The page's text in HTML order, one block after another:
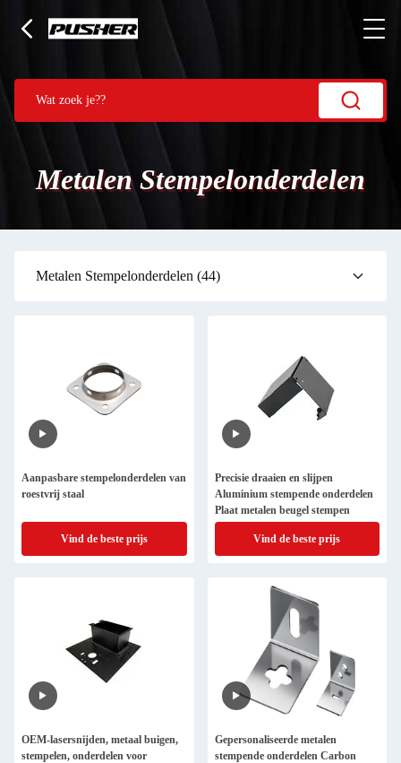
Metalen Stempelonderdelen
Metalen Stempelonderdelen (44)
Aanpasbare stempelonderdelen van
roestvrij staal
Vind de beste prijs
Precisie draaien en slijpen
Aluminium stempende onderdelen
Plaat metalen beugel stempen
Vind de beste prijs
OEM-lasersnijden, metaal buigen,
stempelen, onderdelen voor
Gepersonaliseerde metalen
stempende onderdelen Carbon